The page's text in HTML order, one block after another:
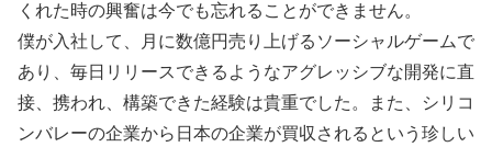
くれた時の興奮は今でも忘れることができません。
僕が入社して、月に数億円売り上げるソーシャルゲームで
あり、毎日リリースできるようなアグレッシブな開発に直
接、携われ、構築できた経験は貴重でした。また、シリコ
ンバレーの企業から日本の企業が買収されるという珍しい